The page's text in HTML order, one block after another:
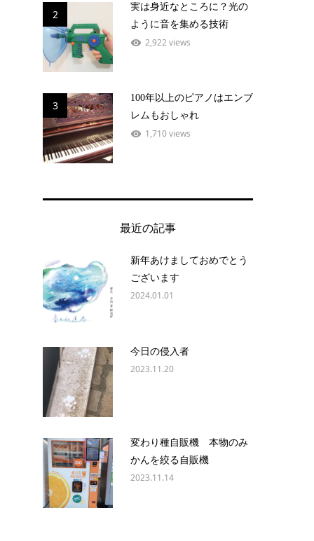
2
実は身近なところに？光の
ように音を集める技術
2,922 views
3
100年以上のピアノはエンブ
レムもおしゃれ
1,710 views
最近の記事
新年あけましておめでとう
ございます
2024.01.01
今日の侵入者
2023.11.20
変わり種自販機 本物のみ
かんを絞る自販機
2023.11.14